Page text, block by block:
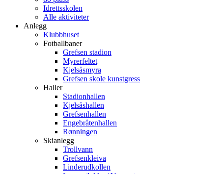
Idrettsskolen
Alle aktiviteter
Anlegg
Klubbhuset
Fotballbaner
Grefsen stadion
Myrerfeltet
Kjelsåsmyra
Grefsen skole kunstgress
Haller
Stadionhallen
Kjelsåshallen
Grefsenhallen
Engebråtenhallen
Rønningen
Skianlegg
Trollvann
Grefsenkleiva
Linderudkollen